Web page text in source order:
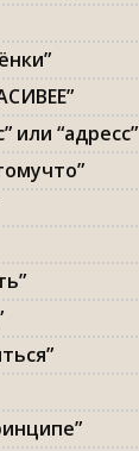
или “адресс”